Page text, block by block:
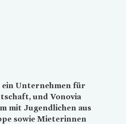
ein Unternehmen für
und Vonovia
mit Jugendlichen aus
sowie Mieterinnen